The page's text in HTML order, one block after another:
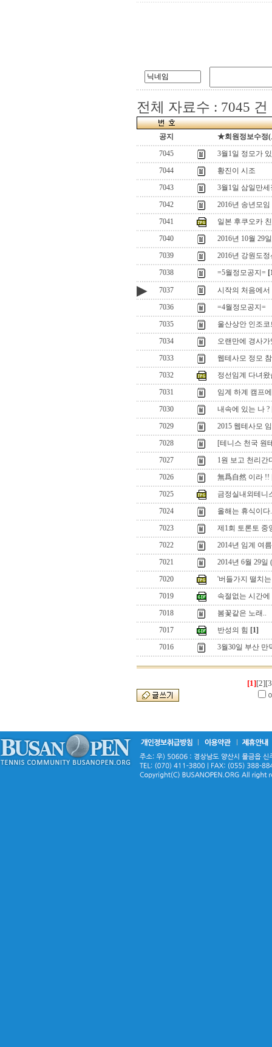
전체 자료수 : 7045 건
공지
★회원정보수정
7045
3월1일 정모가
7044
황진이 시조
7043
3월1일 삼일만
7042
2016년 송년모
7041
일본 후쿠오카
7040
2016년 10월 29
7039
2016년 강원도
7038
=5월정모공지=
▶ 7037
시작의 처음에서
7036
=4월정모공지=
7035
울산상안 인조
7034
오랜만에 경사
7033
웹테사모 정모
7032
정선임계 다녀
7031
임계 하계 캠프
7030
내속에 있는 나 ?
7029
2015 웹테사모
7028
[테니스 천국 원
7027
1원 보고 천리간
7026
無爲自然 이라 !!
7025
금정실내외테니
7024
올해는 휴식이다
7023
제1회 토론토 중
7022
2014년 임계 여
7021
2014년 6월 29
7020
'버들가지 떨치
7019
속절없는 시간
7018
봄꽃같은 노래..
7017
반성의 힘 [1]
7016
3월30일 부산 만
[1][2]